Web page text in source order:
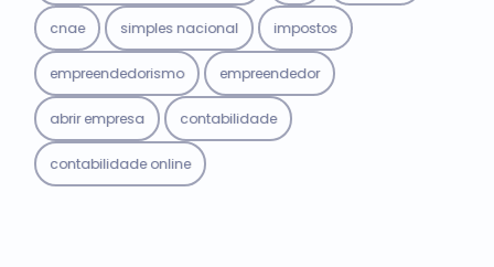
cnae simples nacional impostos
empreendedorismo empreendedor
abrir empresa contabilidade
contabilidade online